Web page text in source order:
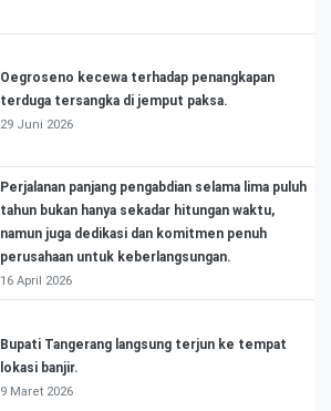
Oegroseno kecewa terhadap penangkapan
terduga tersangka di jemput paksa.
29 Juni 2026
Perjalanan panjang pengabdian selama lima puluh
tahun bukan hanya sekadar hitungan waktu,
namun juga dedikasi dan komitmen penuh
perusahaan untuk keberlangsungan.
16 April 2026
Bupati Tangerang langsung terjun ke tempat
lokasi banjir.
9 Maret 2026